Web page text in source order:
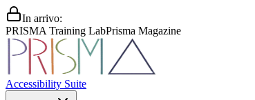
In arrivo:
PRISMA Training LabPrisma Magazine
Accessibility Suite